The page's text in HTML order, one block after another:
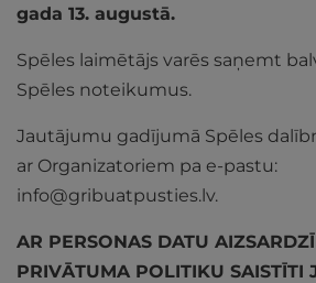
gada 13. augustā.
Spēles laimētājs varēs saņemt
Spēles noteikumus.
Jautājumu gadījumā Spēles
ar Organizatoriem pa e-pastu:
info@gribuatpusties.lv.
AR PERSONAS DATU
PRIVĀTUMA POLITIKU SAISTĪTI